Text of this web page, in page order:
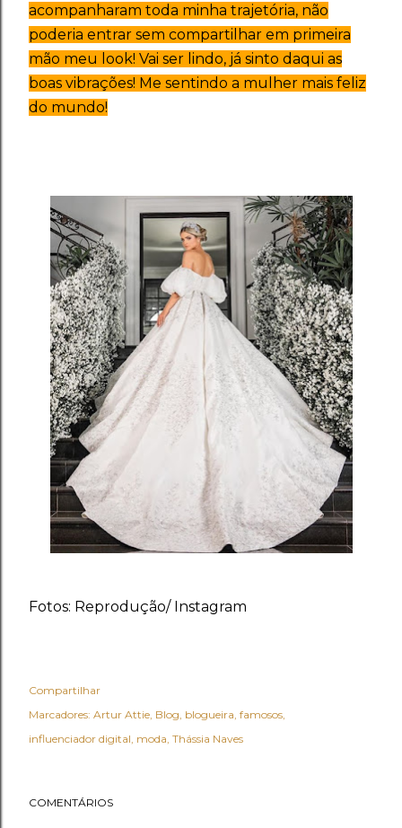
acompanharam toda minha trajetória, não
poderia entrar sem compartilhar em primeira
mão meu look! Vai ser lindo, já sinto daqui as
boas vibrações! Me sentindo a mulher mais feliz
do mundo!
Fotos: Reprodução/ Instagram
Compartilhar
Marcadores: Artur Attie Blog blogueira famosos
influenciador digital moda Thássia Naves
COMENTÁRIOS